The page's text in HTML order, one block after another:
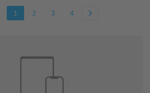
1 2 3 4